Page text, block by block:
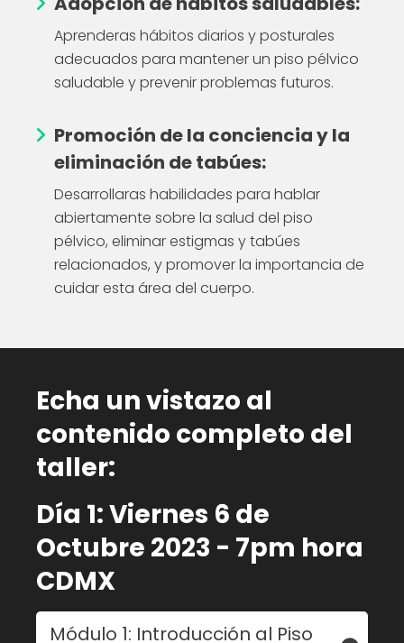
Aprenderas hábitos diarios y posturales
adecuados para mantener un piso pélvico
saludable y prevenir problemas futuros.
Promoción de la conciencia y la
eliminación de tabúes:
Desarrollaras habilidades para hablar
abiertamente sobre la salud del piso
pélvico, eliminar estigmas y tabúes
relacionados, y promover la importancia de
cuidar esta área del cuerpo.
Echa un vistazo al
contenido completo del
taller:
Día 1: Viernes 6 de
Octubre 2023 - 7pm hora
CDMX
Módulo 1: Introducción al Piso